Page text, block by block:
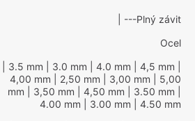
| ---Plný závit
Ocel
| 3.5 mm | 3.0 mm | 4.0 mm | 4,5 mm
4,00 mm | 2,50 mm | 3,00 mm | 5,00
mm | 3,50 mm | 4,50 mm | 3.50 mm
4.00 mm | 3.00 mm | 4.50 mm